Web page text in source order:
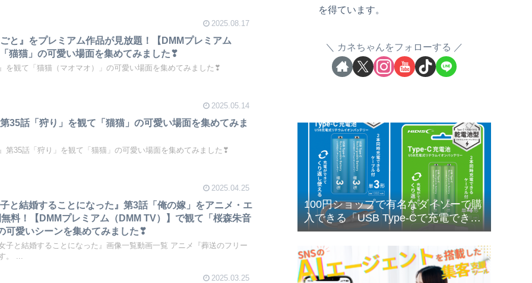
2025.08.17
と』をプレミアム作品が見放題！【DMMプレミアム
猫猫」の可愛い場面を集めてみました❣
を観て「猫猫（マオマオ）」の可愛い場面を集めてみました❣
2025.05.14
35話「狩り」を観て「猫猫」の可愛い場面を集めてみま
第35話「狩り」を観て「猫猫」の可愛い場面を集めてみました❣
2025.04.25
と結婚することになった』第3話「俺の嫁」をアニメ・エ
料！【DMMプレミアム（DMM TV）】で観て「桜森朱音
可愛いシーンを集めてみました❣
子と結婚することになった』画像一覧動画一覧 アニメ『葬送のフリー
。 ...
2025.03.25
を得ています。
カネちゃんをフォローする
100円ショップで有名なダイソーで購
入できる「USB Type-Cで充電できる
乾電池型バッテリー」の購入検討に
ついて❣